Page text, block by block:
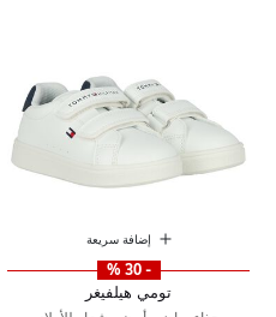
إضافة سريعة
- 30 %
تومي هيلفيغر